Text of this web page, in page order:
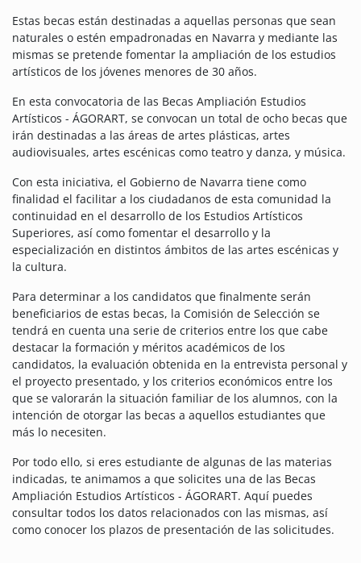
Estas becas están destinadas a aquellas personas que sean
naturales o estén empadronadas en Navarra y mediante las
mismas se pretende fomentar la ampliación de los estudios
artísticos de los jóvenes menores de 30 años.
En esta convocatoria de las Becas Ampliación Estudios
Artísticos - ÁGORART, se convocan un total de ocho becas que
irán destinadas a las áreas de artes plásticas, artes
audiovisuales, artes escénicas como teatro y danza, y música.
Con esta iniciativa, el Gobierno de Navarra tiene como
finalidad el facilitar a los ciudadanos de esta comunidad la
continuidad en el desarrollo de los Estudios Artísticos
Superiores, así como fomentar el desarrollo y la
especialización en distintos ámbitos de las artes escénicas y
la cultura.
Para determinar a los candidatos que finalmente serán
beneficiarios de estas becas, la Comisión de Selección se
tendrá en cuenta una serie de criterios entre los que cabe
destacar la formación y méritos académicos de los
candidatos, la evaluación obtenida en la entrevista personal y
el proyecto presentado, y los criterios económicos entre los
que se valorarán la situación familiar de los alumnos, con la
intención de otorgar las becas a aquellos estudiantes que
más lo necesiten.
Por todo ello, si eres estudiante de algunas de las materias
indicadas, te animamos a que solicites una de las Becas
Ampliación Estudios Artísticos - ÁGORART. Aquí puedes
consultar todos los datos relacionados con las mismas, así
como conocer los plazos de presentación de las solicitudes.